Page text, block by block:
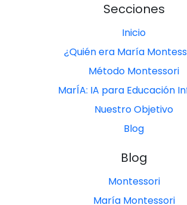
Secciones
Inicio
¿Quién era María
Método Montessori
MarÍA: IA para Educación
Nuestro Objetivo
Blog
Blog
Montessori
María Montessori